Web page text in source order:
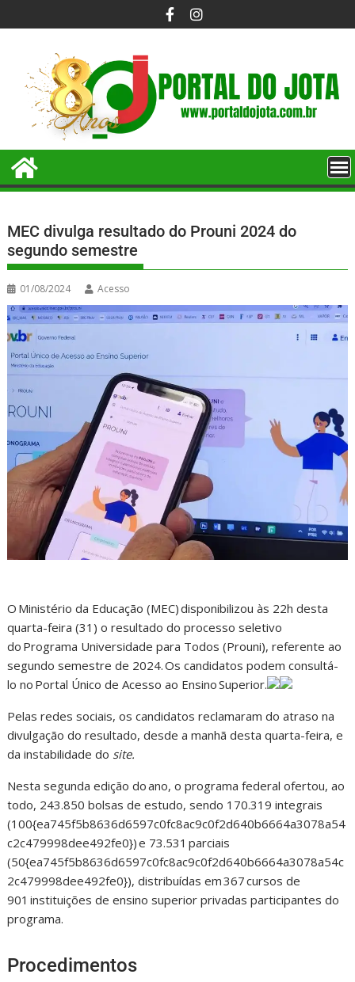
MEC divulga resultado do Prouni 2024 do
segundo semestre
01/08/2024 Acesso
O Ministério da Educação (MEC) disponibilizou às 22h desta
quarta-feira (31) o resultado do processo seletivo
do Programa Universidade para Todos (Prouni), referente ao
segundo semestre de 2024. Os candidatos podem consultá-
lo no Portal Único de Acesso ao Ensino Superior.
Pelas redes sociais, os candidatos reclamaram do atraso na
divulgação do resultado, desde a manhã desta quarta-feira, e
da instabilidade do site.
Nesta segunda edição do ano, o programa federal ofertou, ao
todo, 243.850 bolsas de estudo, sendo 170.319 integrais
(100{ea745f5b8636d6597c0fc8ac9c0f2d640b6664a3078a54
c2c479998dee492fe0}) e 73.531 parciais
(50{ea745f5b8636d6597c0fc8ac9c0f2d640b6664a3078a54c
2c479998dee492fe0}), distribuídas em 367 cursos de
901 instituições de ensino superior privadas participantes do
programa.
Procedimentos